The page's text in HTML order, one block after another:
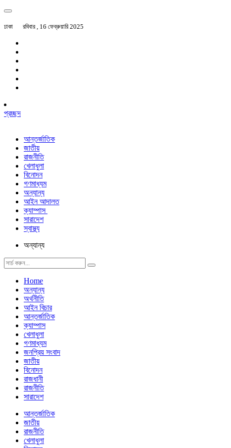
ঢাকা রবিবার , 16 ফেব্রুয়ারি 2025
প্রচ্ছদ
আন্তর্জাতিক
জাতীয়
রাজনীতি
খেলাধুলা
বিনোদন
গণমাধ্যম
অন্যান্য
আইন আদালত
ক্যাম্পাস
সারাদেশ
স্বাস্থ্য
অন্যান্য
Home
অন্যান্য
অর্থনীতি
আইন বিচার
আন্তর্জাতিক
ক্যাম্পাস
খেলাধুলা
গণমাধ্যম
জনপ্রিয় সংবাদ
জাতীয়
বিনোদন
রাজধানী
রাজনীতি
সারাদেশ
আন্তর্জাতিক
জাতীয়
রাজনীতি
খেলাধুলা